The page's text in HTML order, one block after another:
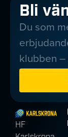
Bli
Du som
klubben
HF